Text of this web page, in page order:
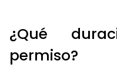
¿Qué
permiso?